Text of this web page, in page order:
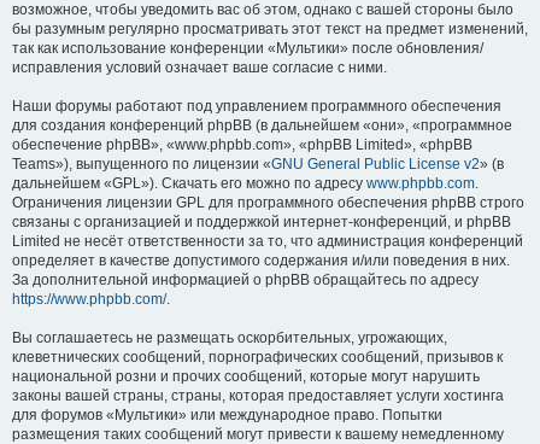
возможное, чтобы уведомить вас об этом, однако с вашей стороны было
бы разумным регулярно просматривать этот текст на предмет изменений,
так как использование конференции «Мультики» после обновления/
исправления условий означает ваше согласие с ними.
Наши форумы работают под управлением программного обеспечения
для создания конференций phpBB (в дальнейшем «они», «программное
обеспечение phpBB», «www.phpbb.com», «phpBB Limited», «phpBB
Teams»), выпущенного по лицензии «GNU General Public License v2» (в
дальнейшем «GPL»). Скачать его можно по адресу www.phpbb.com.
Ограничения лицензии GPL для программного обеспечения phpBB строго
связаны с организацией и поддержкой интернет-конференций, и phpBB
Limited не несёт ответственности за то, что администрация конференций
определяет в качестве допустимого содержания и/или поведения в них.
За дополнительной информацией о phpBB обращайтесь по адресу
https://www.phpbb.com/.
Вы соглашаетесь не размещать оскорбительных, угрожающих,
клеветнических сообщений, порнографических сообщений, призывов к
национальной розни и прочих сообщений, которые могут нарушить
законы вашей страны, страны, которая предоставляет услуги хостинга
для форумов «Мультики» или международное право. Попытки
размещения таких сообщений могут привести к вашему немедленному